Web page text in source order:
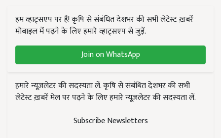
हम व्हाट्सएप पर हैं! कृषि से संबंधित देशभर की सभी लेटेस्ट ख़बरें
मोबाइल में पढ़ने के लिए हमारे व्हाट्सएप से जुड़ें.
Join on WhatsApp
हमारे न्यूज़लेटर की सदस्यता लें. कृषि से संबंधित देशभर की सभी
लेटेस्ट ख़बरें मेल पर पढ़ने के लिए हमारे न्यूज़लेटर की सदस्यता लें.
Subscribe Newsletters